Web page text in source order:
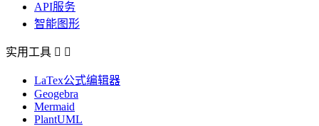
API服务
智能图形
实用工具  
LaTex公式编辑器
Geogebra
Mermaid
PlantUML